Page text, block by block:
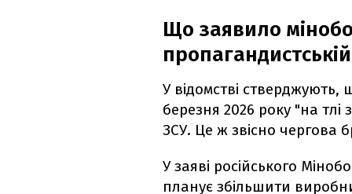
Що заявило
У відомстві стверджують,
березня 2026 року "на тлі
ЗСУ. Це ж звісно чергова
У заяві російського
планує збільшити